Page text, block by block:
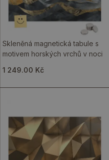
Skleněná magnetická tabule s
motivem horských vrchů v noci
1 249.00 Kč